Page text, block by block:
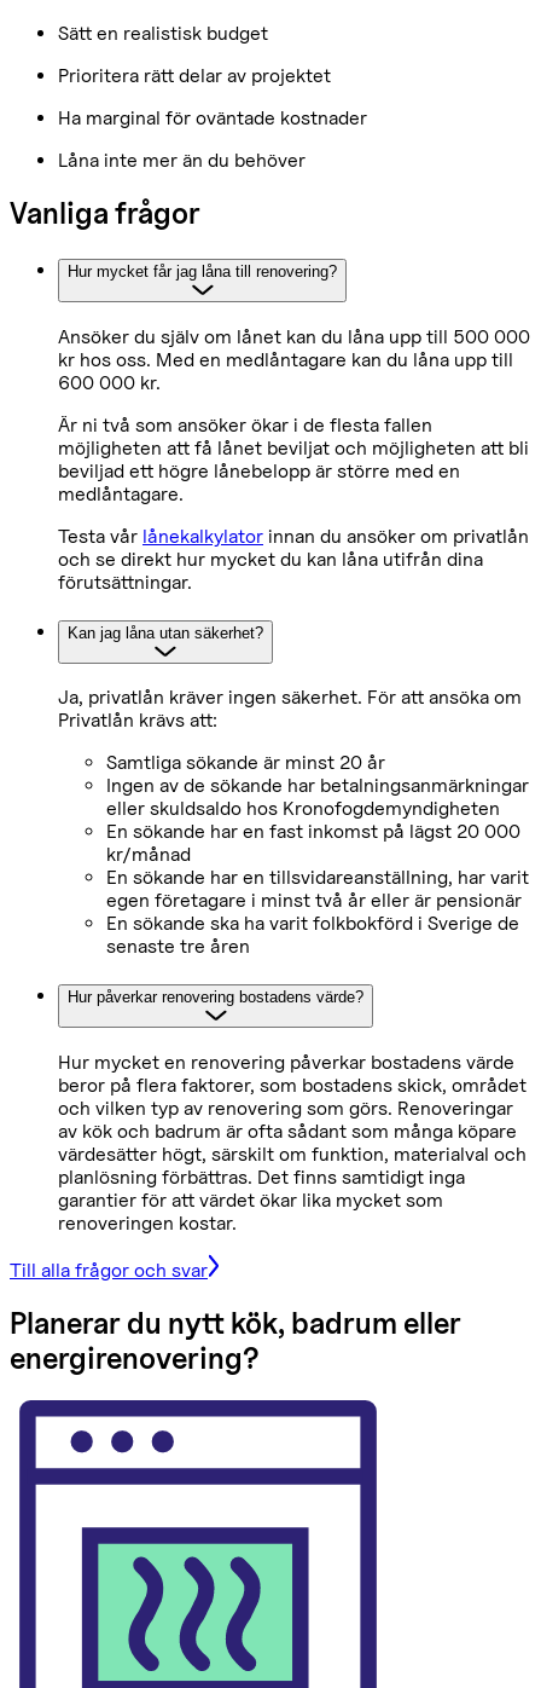
Sätt en realistisk budget
Prioritera rätt delar av projektet
Ha marginal för oväntade kostnader
Låna inte mer än du behöver
Vanliga frågor
Hur mycket får jag låna till renovering?
Ansöker du själv om lånet kan du låna upp till 500 000
kr hos oss. Med en medlåntagare kan du låna upp till
600 000 kr.
Är ni två som ansöker ökar i de flesta fallen
möjligheten att få lånet beviljat och möjligheten att bli
beviljad ett högre lånebelopp är större med en
medlåntagare.
Testa vår lånekalkylator innan du ansöker om privatlån
och se direkt hur mycket du kan låna utifrån dina
förutsättningar.
Kan jag låna utan säkerhet?
Ja, privatlån kräver ingen säkerhet. För att ansöka om
Privatlån krävs att:
Samtliga sökande är minst 20 år
Ingen av de sökande har betalningsanmärkningar
eller skuldsaldo hos Kronofogdemyndigheten
En sökande har en fast inkomst på lägst 20 000
kr/månad
En sökande har en tillsvidareanställning, har varit
egen företagare i minst två år eller är pensionär
En sökande ska ha varit folkbokförd i Sverige de
senaste tre åren
Hur påverkar renovering bostadens värde?
Hur mycket en renovering påverkar bostadens värde
beror på flera faktorer, som bostadens skick, området
och vilken typ av renovering som görs. Renoveringar
av kök och badrum är ofta sådant som många köpare
värdesätter högt, särskilt om funktion, materialval och
planlösning förbättras. Det finns samtidigt inga
garantier för att värdet ökar lika mycket som
renoveringen kostar.
Till alla frågor och svar
Planerar du nytt kök, badrum eller
energirenovering?